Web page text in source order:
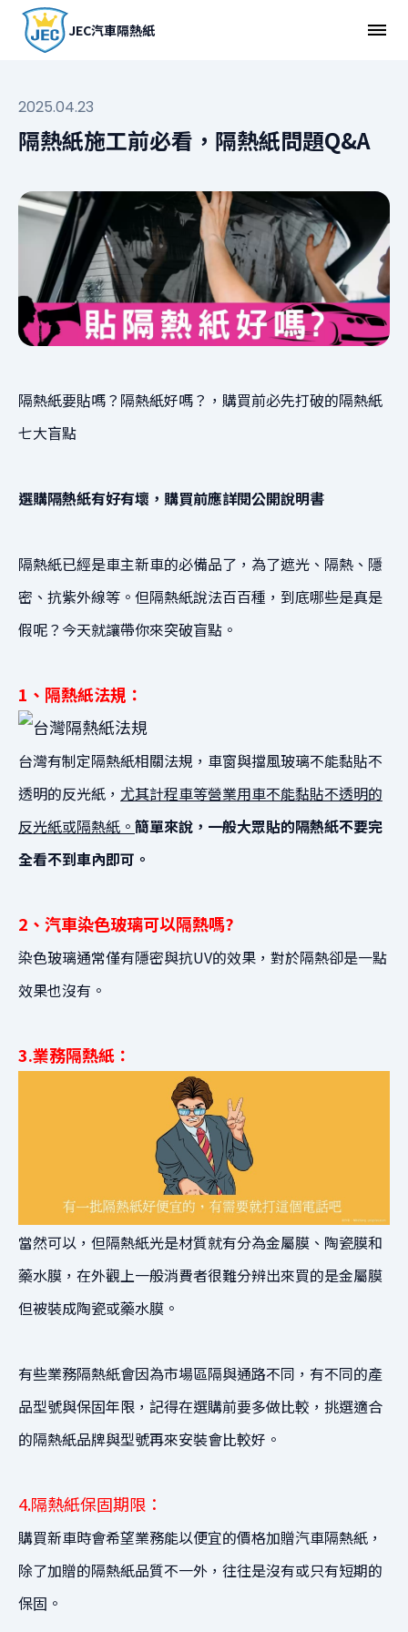
JEC汽車隔熱紙
2025.04.23
隔熱紙施工前必看，隔熱紙問題Q&A
隔熱紙要貼嗎？隔熱紙好嗎？， 購買前必先打破的隔熱紙
七大盲點
選購隔熱紙有好有壞，購買前應詳閱公開說明書
隔熱紙已經是車主新車的必備品了， 為了遮光、隔熱、隱
密、抗紫外線等。 但隔熱紙說法百百種，到底哪些是真是
假呢？今天就讓帶你來突破盲點。
1、隔熱紙法規：
台灣有制定隔熱紙相關法規， 車窗與擋風玻璃不能黏貼不
透明的反光紙， 尤其計程車等營業用車不能黏貼不透明的
反光紙或隔熱紙。 簡單來說，一般大眾貼的隔熱紙不要完
全看不到車內即可 。
2、汽車染色玻璃可以隔熱嗎?
染色玻璃通常僅有隱密與抗UV的效果， 對於隔熱卻是一點
效果也沒有。
3.業務隔熱紙：
當然可以， 但隔熱紙光是材質就有分為金屬膜 、 陶瓷膜和
藥水膜， 在外觀上一般消費者很難分辨出來買的是金屬膜
但被裝成陶瓷或藥水膜。
有些業務隔熱紙會因為市場區隔與通路不同， 有不同的產
品型號與保固年限， 記得在選購前要多做比較，挑選適合
的隔熱紙品牌與型號再來安裝會比較好。
4.隔熱紙保固期限：
購買新車時會希望業務能以便宜的價格加贈汽車隔熱紙，
除了加贈的隔熱紙品質不一外， 往往是沒有或只有短期的
保固。